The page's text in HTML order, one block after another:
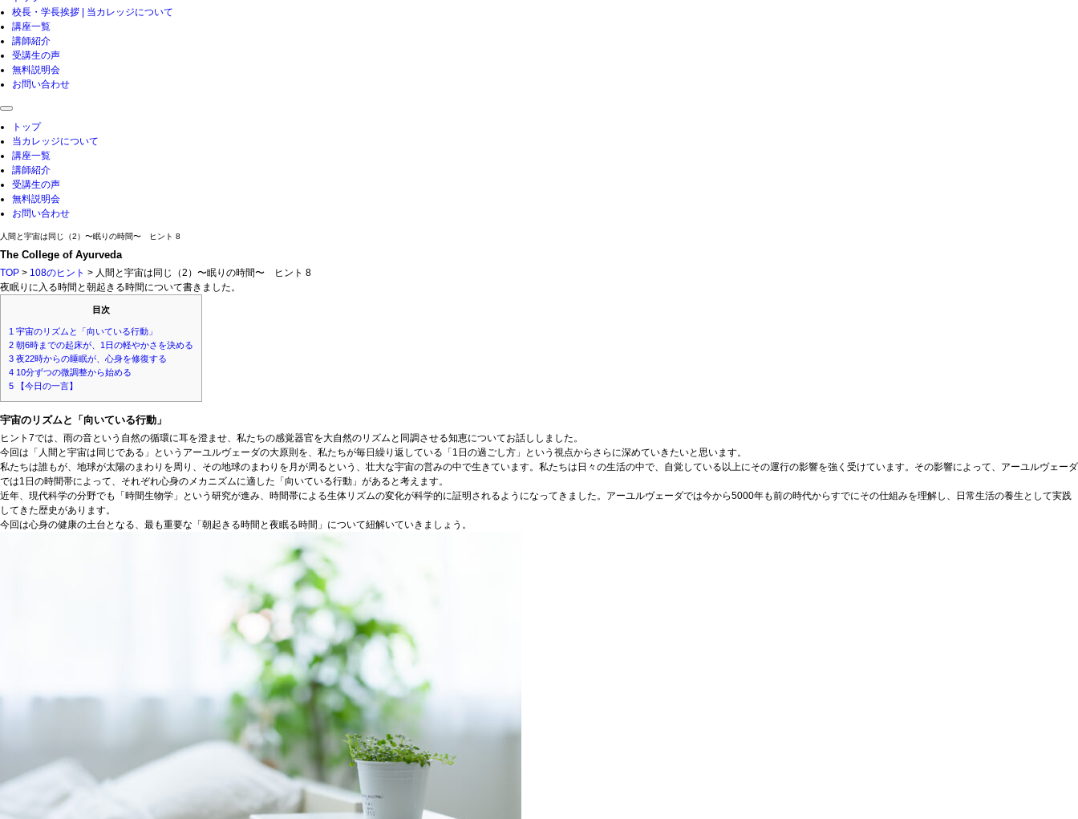
校長・学長挨拶 | 当カレッジについて
講座一覧
講師紹介
受講生の声
無料説明会
お問い合わせ
toggle
navigation
トップ
当カレッジについて
講座一覧
講師紹介
受講生の声
無料説明会
お問い合わせ
人間と宇宙は同じ（2）〜眠りの時間〜 ヒント 8
The College of Ayurveda
TOP > 108のヒント > 人間と宇宙は同じ（2）〜眠りの時間〜 ヒント 8
夜眠りに入る時間と朝起きる時間について書きました。
目次
1 宇宙のリズムと「向いている行動」
2 朝6時までの起床が、1日の軽やかさを決める
3 夜22時からの睡眠が、心身を修復する
4 10分ずつの微調整から始める
5 【今日の一言】
宇宙のリズムと「向いている行動」
ヒント7では、雨の音という自然の循環に耳を澄ませ、私たちの感覚器官を大自然のリズムと同調させる知恵についてお話ししました。
今回は「人間と宇宙は同じである」というアーユルヴェーダの大原則を、私たちが毎日繰り返している「1日の過ごし方」という視点からさらに深めていきたいと思います。
私たちは誰もが、地球が太陽のまわりを周り、その地球のまわりを月が周るという、壮大な宇宙の営みの中で生きています。私たちは日々の生活の中で、自覚している以上にその運行の影響を強く受けています。その影響によって、アーユルヴェーダ
では1日の時間帯によって、それぞれ心身のメカニズムに適した「向いている行動」があると考えます。
近年、現代科学の分野でも「時間生物学」という研究が進み、時間帯による生体リズムの変化が科学的に証明されるようになってきました。アーユルヴェーダでは今から5000年も前の時代からすでにその仕組みを理解し、日常生活の養生として実践
してきた歴史があります。
今回は心身の健康の土台となる、最も重要な「朝起きる時間と夜眠る時間」について紐解いていきましょう。